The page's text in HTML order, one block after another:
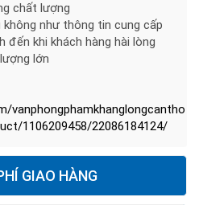
chất lượng
như thông tin cung cấp
đến khi khách hàng hài lòng
lớn
vanphongphamkhanglongcantho
1106209458/22086184124/
GIAO HÀNG